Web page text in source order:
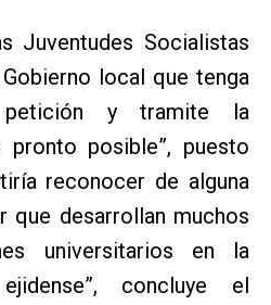
Juventudes Socialistas
local que tenga
y tramite la
pronto posible”, puesto
reconocer de alguna
que desarrollan muchos
universitarios en la
concluye el